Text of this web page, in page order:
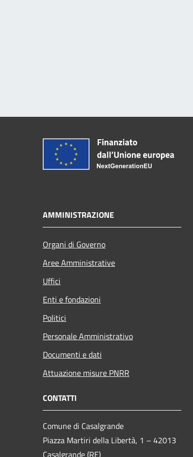
AMMINISTRAZIONE
Organi di Governo
Aree Amministrative
Uffici
Enti e fondazioni
Politici
Personale Amministrativo
Documenti e dati
Attuazione misure PNRR
CONTATTI
Comune di Casalgrande
Piazza Martiri della Libertà, 1 – 42013
Casalgrande (RE)